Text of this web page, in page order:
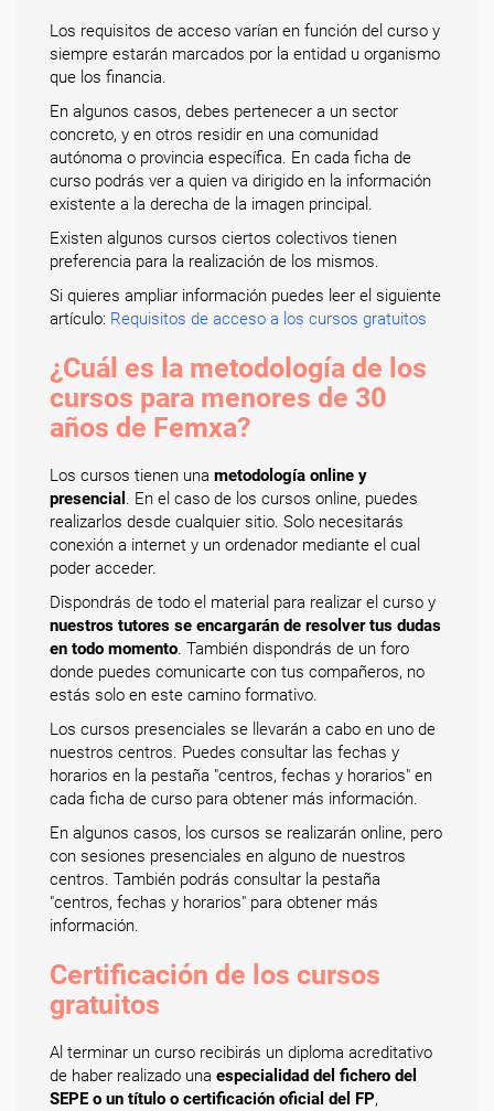
Los requisitos de acceso varían en función del curso y
siempre estarán marcados por la entidad u organismo
que los financia.
En algunos casos, debes pertenecer a un sector
concreto, y en otros residir en una comunidad
autónoma o provincia específica. En cada ficha de
curso podrás ver a quien va dirigido en la información
existente a la derecha de la imagen principal.
Existen algunos cursos ciertos colectivos tienen
preferencia para la realización de los mismos.
Si quieres ampliar información puedes leer el siguiente
artículo: Requisitos de acceso a los cursos gratuitos
¿Cuál es la metodología de los
cursos para menores de 30
años de Femxa?
Los cursos tienen una metodología online y
presencial . En el caso de los cursos online, puedes
realizarlos desde cualquier sitio. Solo necesitarás
conexión a internet y un ordenador mediante el cual
poder acceder.
Dispondrás de todo el material para realizar el curso y
nuestros tutores se encargarán de resolver tus dudas
en todo momento. También dispondrás de un foro
donde puedes comunicarte con tus compañeros, no
estás solo en este camino formativo.
Los cursos presenciales se llevarán a cabo en uno de
nuestros centros. Puedes consultar las fechas y
horarios en la pestaña "centros, fechas y horarios" en
cada ficha de curso para obtener más información.
En algunos casos, los cursos se realizarán online, pero
con sesiones presenciales en alguno de nuestros
centros. También podrás consultar la pestaña
"centros, fechas y horarios" para obtener más
información.
Certificación de los cursos
gratuitos
Al terminar un curso recibirás un diploma acreditativo
de haber realizado una especialidad del fichero del
SEPE o un título o certificación oficial del FP,